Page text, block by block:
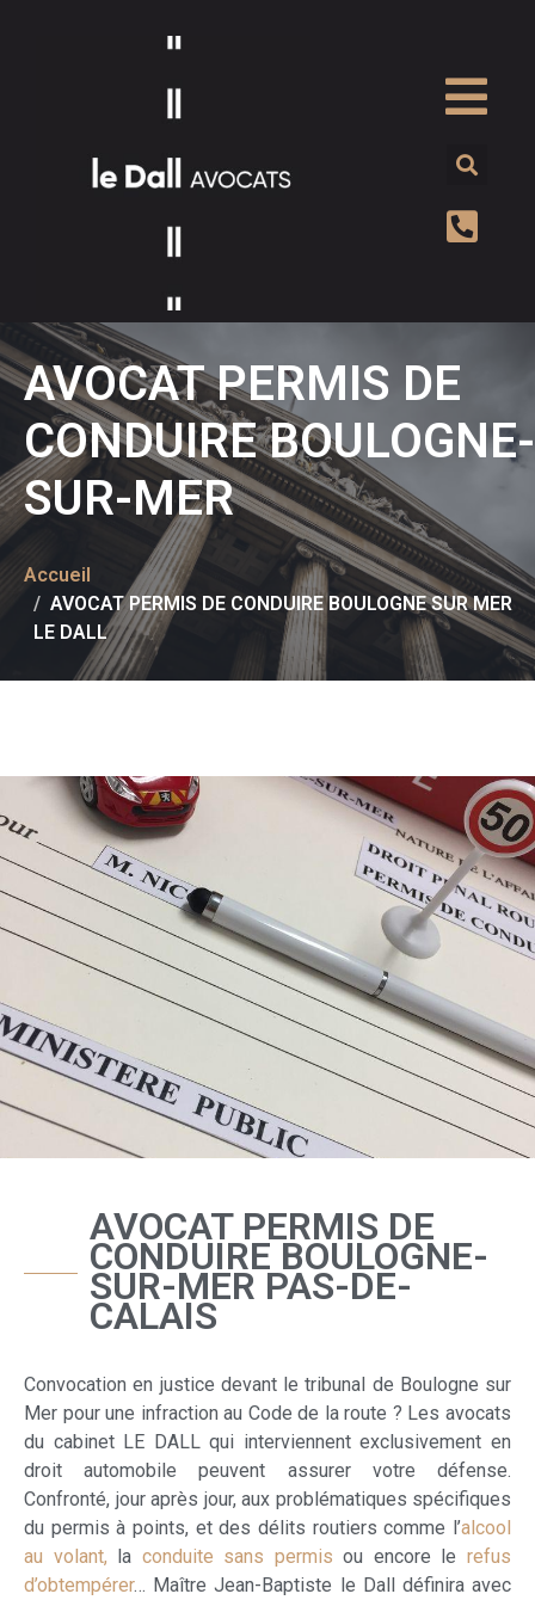
AVOCAT PERMIS DE
CONDUIRE BOULOGNE-
SUR-MER
Accueil
AVOCAT PERMIS DE CONDUIRE BOULOGNE SUR MER
LE DALL
AVOCAT PERMIS DE
CONDUIRE BOULOGNE-
SUR-MER PAS-DE-
CALAIS
Convocation en justice devant le tribunal de Boulogne sur
Mer pour une infraction au Code de la route ? Les avocats
du cabinet LE DALL qui interviennent exclusivement en
droit automobile peuvent assurer votre défense.
Confronté, jour après jour, aux problématiques spécifiques
du permis à points, et des délits routiers comme l’alcool
au volant, la conduite sans permis ou encore le refus
d’obtempérer… Maître Jean-Baptiste le Dall définira avec